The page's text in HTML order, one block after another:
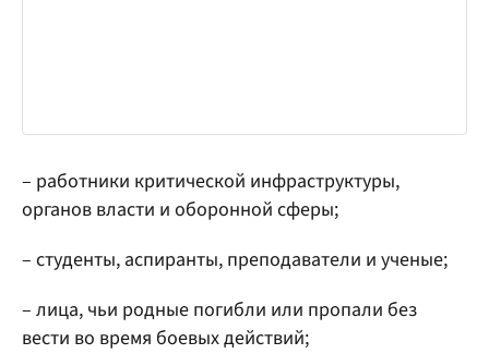
– работники критической инфраструктуры,
органов власти и оборонной сферы;
– студенты, аспиранты, преподаватели и ученые;
– лица, чьи родные погибли или пропали без
вести во время боевых действий;